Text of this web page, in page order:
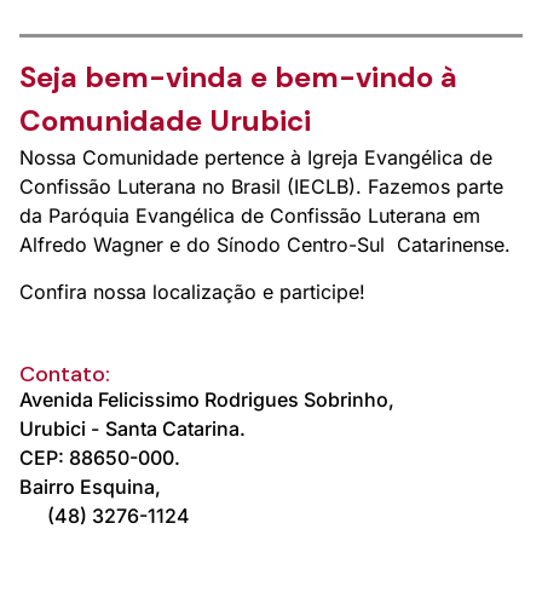
Seja bem-vinda e bem-vindo à
Comunidade Urubici
Nossa Comunidade pertence à Igreja Evangélica de
Confissão Luterana no Brasil (IECLB). Fazemos parte
da Paróquia Evangélica de Confissão Luterana em
Alfredo Wagner e do Sínodo Centro-Sul Catarinense.
Confira nossa localização e participe!
Contato:
Avenida Felicissimo Rodrigues Sobrinho,
Urubici - Santa Catarina.
CEP: 88650-000.
Bairro Esquina,
(48) 3276-1124